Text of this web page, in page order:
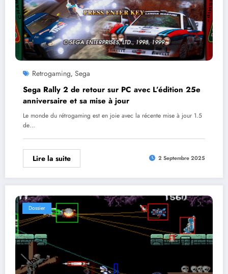
Retrogaming, Sega
Sega Rally 2 de retour sur PC avec L’édition 25e
anniversaire et sa mise à jour
Le monde du rétrogaming est en joie avec la récente mise à jour 1.5
de…
Lire la suite 2 Septembre 2025
Dossier